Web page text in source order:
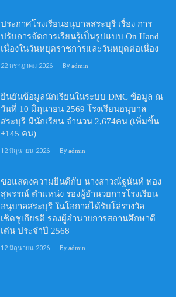
ประกาศโรงเรียนอนุบาลสระบุรี เรื่อง การ
ปรับการจัดการเรียนรู้เป็นรูปแบบ On Hand
เนื่องในวันหยุดราชการและวันหยุดต่อเนื่อง
22 กรกฎาคม 2026 By admin
ยืนยันข้อมูลนักเรียนในระบบ DMC ข้อมูล ณ
วันที่ 10 มิถุนายน 2569 โรงเรียนอนุบาล
สระบุรี มีนักเรียน จำนวน 2,674คน (เพิ่มขึ้น
+145 คน)
12 มิถุนายน 2026 By admin
ขอแสดงความยินดีกับ นางสาวณัฐนันท์ ทอง
สุพรรณ์ ตำแหน่ง รองผู้อำนวยการโรงเรียน
อนุบาลสระบุรี ในโอกาสได้รับโล่รางวัล
เชิดชูเกียรติ รองผู้อำนวยการสถานศึกษาดี
เด่น ประจำปี 2568
12 มิถุนายน 2026 By admin